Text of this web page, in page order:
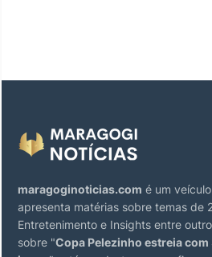
maragoginoticias.com é um
apresenta matérias sobre temas de
Entretenimento e Insights entre
sobre "Copa Pelezinho estreia